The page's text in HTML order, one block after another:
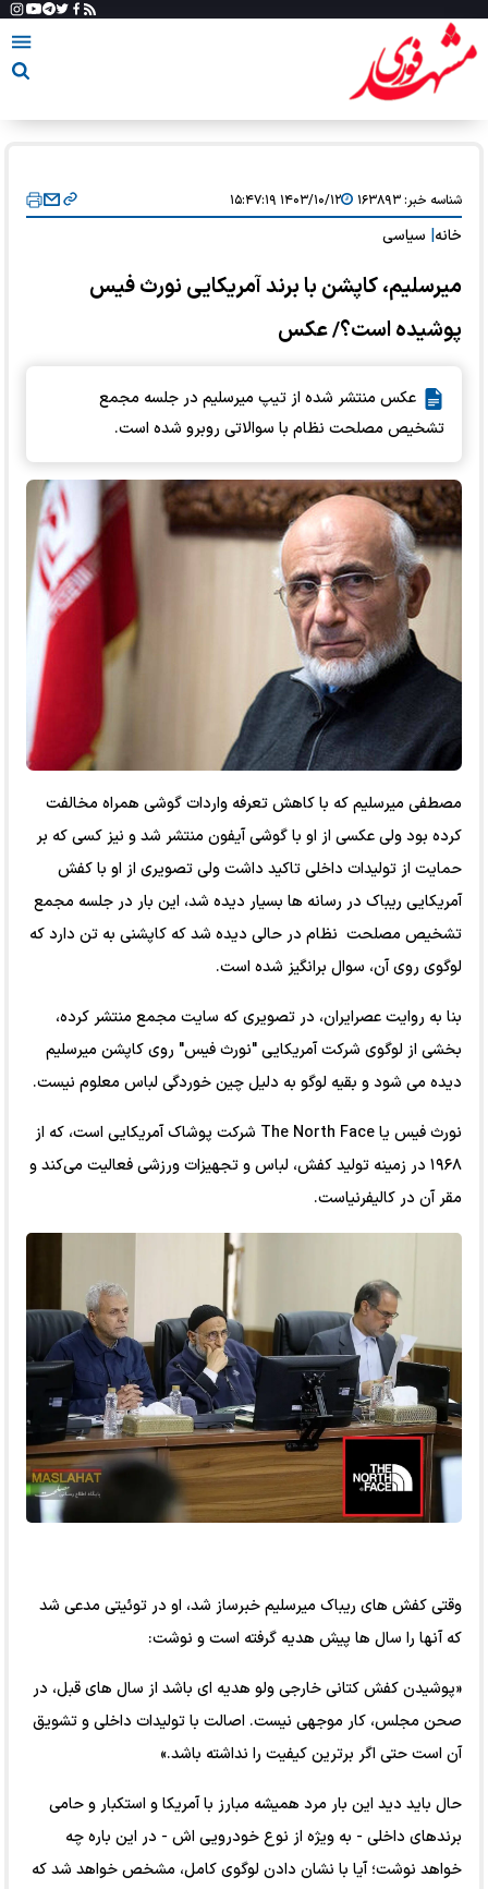
شناسه خبر:۱۶۳۸۹۳ ۱۴۰۳/۱۰/۱۲ ۱۵:۴۷:۱۹
خانه سیاسی
میرسلیم، کاپشن با برند آمریکایی نورث فیس
پوشیده است؟/ عکس
عکس منتشر شده از تیپ میرسلیم در جلسه مجمع
تشخیص مصلحت نظام با سوالاتی روبرو شده است.
مصطفی میرسلیم که با کاهش تعرفه واردات گوشی همراه مخالفت
کرده بود ولی عکسی از او با گوشی آیفون منتشر شد و نیز کسی که بر
حمایت از تولیدات داخلی تاکید داشت ولی تصویری از او با کفش
آمریکایی ریباک در رسانه ها بسیار دیده شد، این بار در جلسه مجمع
تشخیص مصلحت نظام در حالی دیده شد که کاپشنی به تن دارد که
لوگوی روی آن، سوال برانگیز شده است.
بنا به روایت عصرایران، در تصویری که سایت مجمع منتشر کرده،
بخشی از لوگوی شرکت آمریکایی "نورث فیس" روی کاپشن میرسلیم
دیده می شود و بقیه لوگو به دلیل چین خوردگی لباس معلوم نیست.
نورث فیس یا The North Face شرکت پوشاک آمریکایی است، که از
۱۹۶۸ در زمینه تولید کفش، لباس و تجهیزات ورزشی فعالیت می‌کند و
مقر آن در کالیفرنیاست.
وقتی کفش های ریباک میرسلیم خبرساز شد، او در توئیتی مدعی شد
که آنها را سال ها پیش هدیه گرفته است و نوشت:
«پوشیدن کفش کتانی خارجی ولو هدیه ای باشد از سال های قبل، در
صحن مجلس، کار موجهی نیست. اصالت با تولیدات داخلی و تشویق
آن است حتی اگر برترین کیفیت را نداشته باشد.»
حال باید دید این بار مرد همیشه مبارز با آمریکا و استکبار و حامی
برندهای داخلی - به ویژه از نوع خودرویی اش - در این باره چه
خواهد نوشت؛ آیا با نشان دادن لوگوی کامل، مشخص خواهد شد که